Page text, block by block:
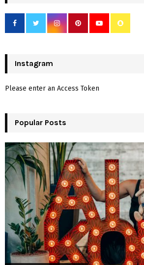
Instagram
Please enter an Access Token
Popular Posts